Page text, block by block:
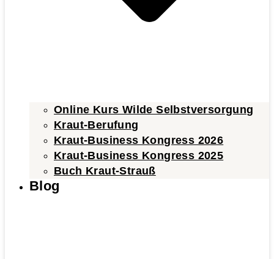
Online Kurs Wilde Selbstversorgung
Kraut-Berufung
Kraut-Business Kongress 2026
Kraut-Business Kongress 2025
Buch Kraut-Strauß
Blog